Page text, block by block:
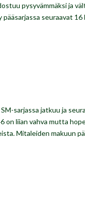
pysyvämmäksi ja
seuraavat
sarjassa jatkuu ja
on liian vahva mutta
Mitaleiden makuun